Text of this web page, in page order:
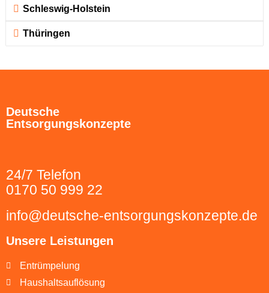
Schleswig-Holstein
Thüringen
Deutsche
Entsorgungskonzepte
24/7 Telefon
0170 50 999 22
info@deutsche-entsorgungskonzepte.de
Unsere Leistungen
Entrümpelung
Haushaltsauflösung